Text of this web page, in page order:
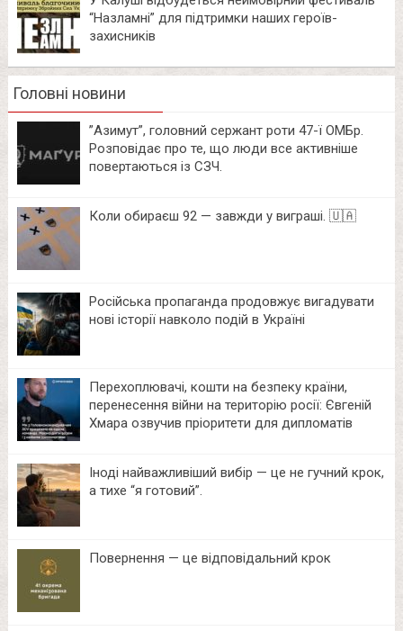
“Назламні” для підтримки наших героїв-
захисників
Головні новини
⁨”Азимут”, головний сержант роти 47-ї ОМБр.
Розповідає про те, що люди все активніше
повертаються із СЗЧ.
Коли обираєш 92 — завжди у виграші. 🇺🇦
Російська пропаганда продовжує вигадувати
нові історії навколо подій в Україні
Перехоплювачі, кошти на безпеку країни,
перенесення війни на територію росії: Євгеній
Хмара озвучив пріоритети для дипломатів
Іноді найважливіший вибір — це не гучний крок,
а тихе “я готовий”.
Повернення — це відповідальний крок